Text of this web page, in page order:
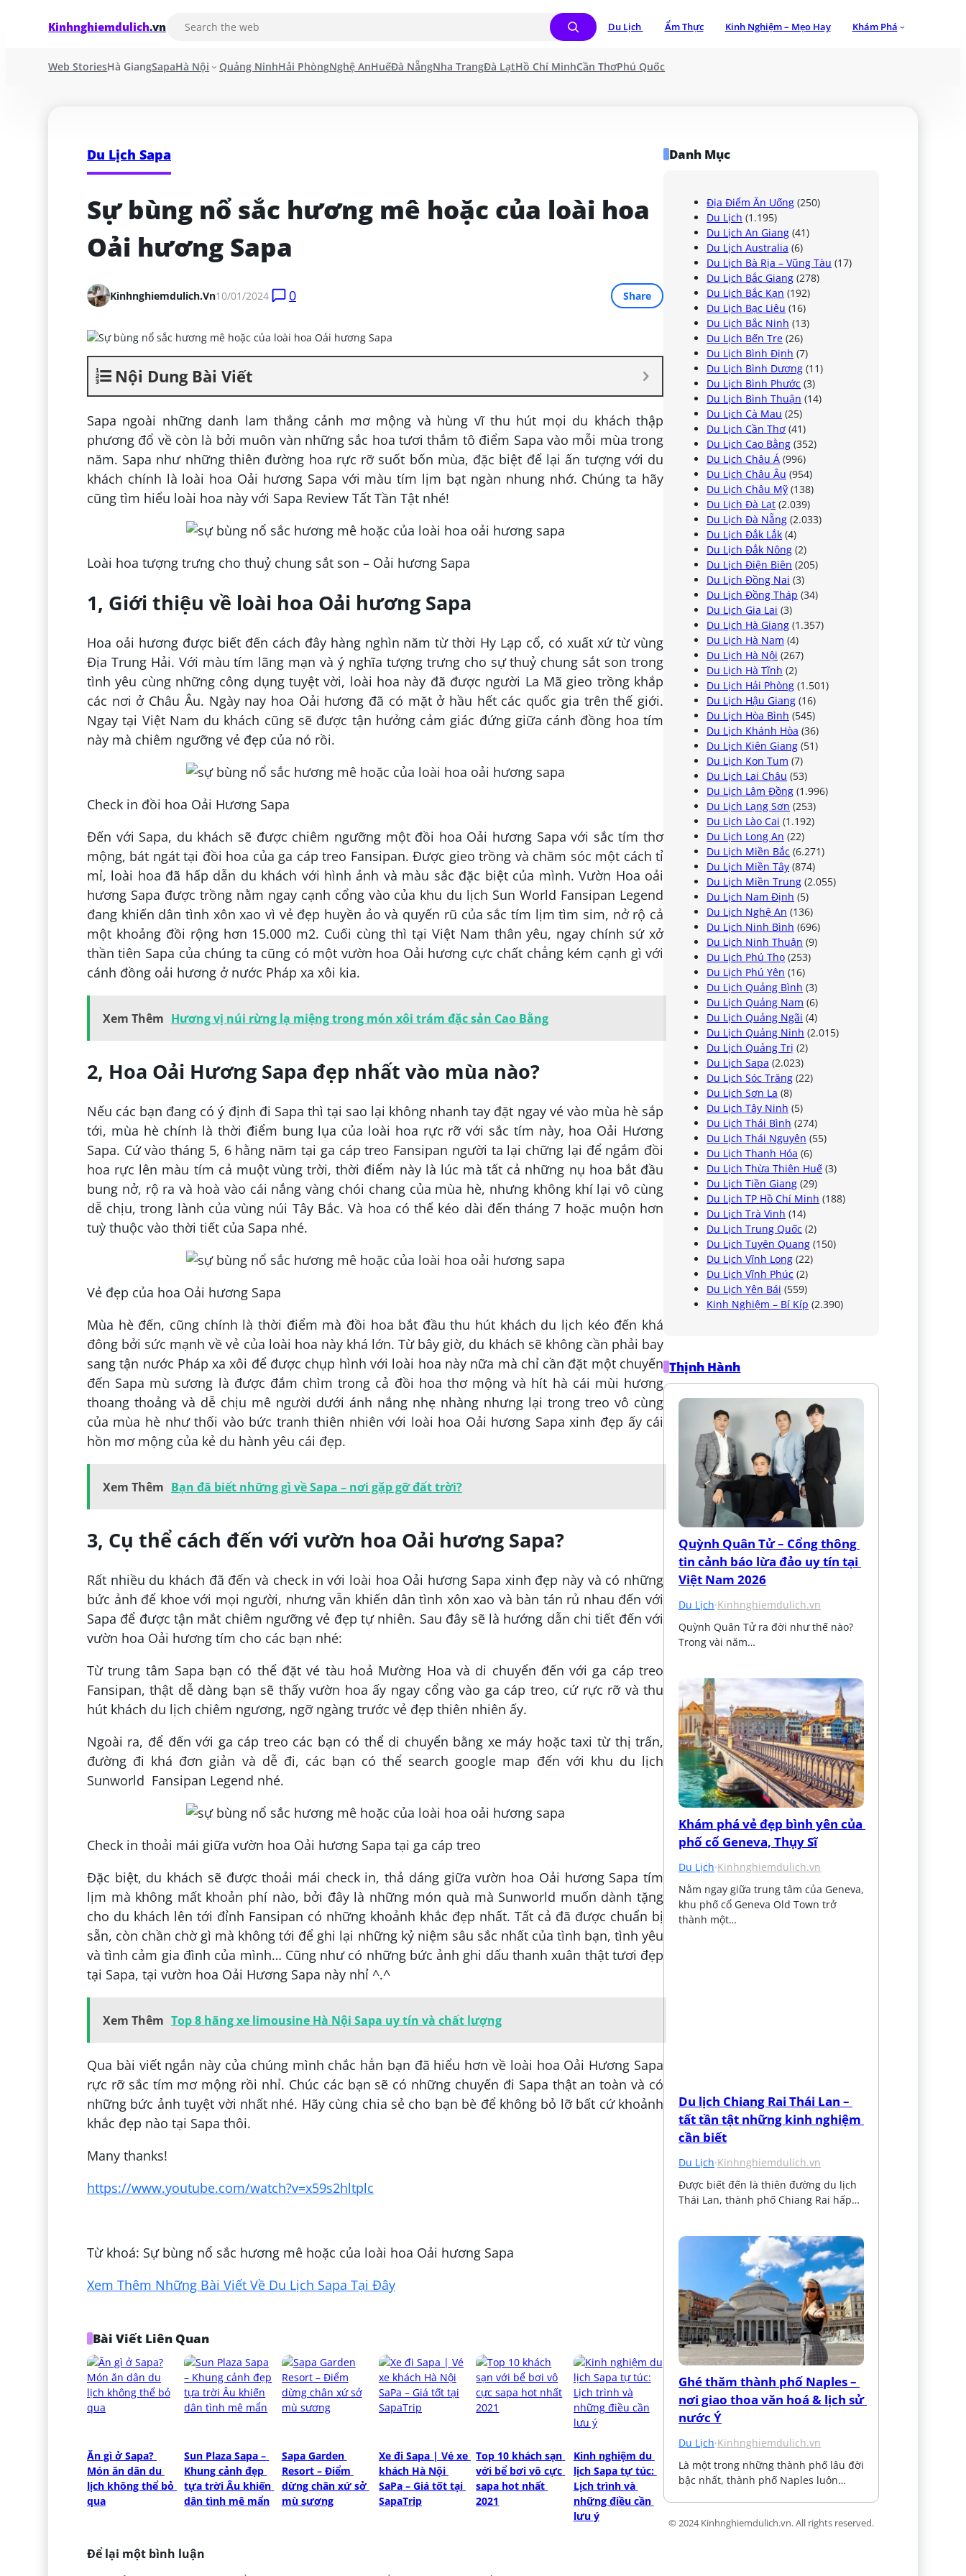
Kinhnghiemdulich.vn Du Lịch Ẩm Thực Kinh Nghiệm – Mẹo Hay Khám Phá
Web StoriesHà GiangSapaHà Nội Quảng NinhHải PhòngNghệ AnHuếĐà NẵngNha TrangĐà LạtHồ Chí MinhCần ThơPhú Quốc
Du Lịch Sapa
Sự bùng nổ sắc hương mê hoặc của loài hoa
Oải hương Sapa
Kinhnghiemdulich.vn10/01/2024 0 Share
Nội Dung Bài Viết
Sapa ngoài những danh lam thắng cảnh mơ mộng và hùng vĩ thu hút mọi du khách thập
phương đổ về còn là bởi muôn vàn những sắc hoa tươi thắm tô điểm Sapa vào mỗi mùa trong
năm. Sapa như những thiên đường hoa rực rỡ suốt bốn mùa, đặc biệt để lại ấn tượng với du
khách chính là loài hoa Oải hương Sapa với màu tím lịm bạt ngàn nhung nhớ. Chúng ta hãy
cũng tìm hiểu loài hoa này với Sapa Review Tất Tần Tật nhé!
Loài hoa tượng trưng cho thuỷ chung sắt son – Oải hương Sapa
1, Giới thiệu về loài hoa Oải hương Sapa
Hoa oải hương được biết đến cách đây hàng nghìn năm từ thời Hy Lạp cổ, có xuất xứ từ vùng
Địa Trung Hải. Với màu tím lãng mạn và ý nghĩa tượng trưng cho sự thuỷ chung sắt son trong
tình yêu cùng những công dụng tuyệt vời, loài hoa này đã được người La Mã gieo trồng khắp
các nơi ở Châu Âu. Ngày nay hoa Oải hương đã có mặt ở hầu hết các quốc gia trên thế giới.
Ngay tại Việt Nam du khách cũng sẽ được tận hưởng cảm giác đứng giữa cánh đồng hoa tím
này mà chiêm ngưỡng vẻ đẹp của nó rồi.
Check in đồi hoa Oải Hương Sapa
Đến với Sapa, du khách sẽ được chiêm ngưỡng một đồi hoa Oải hương Sapa với sắc tím thơ
mộng, bát ngát tại đồi hoa của ga cáp treo Fansipan. Được gieo trồng và chăm sóc một cách tỉ
mỉ, loài hoa đã hấp dẫn du khách với hình ảnh và màu sắc đặc biệt của mình. Vườn Hoa oải
hương Sapa được trồng nằm ngay cạnh cổng vào của khu du lịch Sun World Fansipan Legend
đang khiến dân tình xôn xao vì vẻ đẹp huyền ảo và quyến rũ của sắc tím lịm tìm sim, nở rộ cả
một khoảng đồi rộng hơn 15.000 m2. Cuối cùng thì tại Việt Nam thân yêu, ngay chính sứ xở
thần tiên Sapa của chúng ta cũng có một vườn hoa Oải hương cực chất chẳng kém cạnh gì với
cánh đồng oải hương ở nước Pháp xa xôi kia.
Xem Thêm Hương vị núi rừng lạ miệng trong món xôi trám đặc sản Cao Bằng
2, Hoa Oải Hương Sapa đẹp nhất vào mùa nào?
Nếu các bạn đang có ý định đi Sapa thì tại sao lại không nhanh tay đặt ngay vé vào mùa hè sắp
tới, mùa hè chính là thời điểm bung lụa của loài hoa rực rỡ với sắc tím này, hoa Oải Hương
Sapa. Cứ vào tháng 5, 6 hằng năm tại ga cáp treo Fansipan người ta lại chững lại để ngắm đồi
hoa rực lên màu tím cả muột vùng trời, thời điểm này là lúc mà tất cả những nụ hoa bắt đầu
bung nở, rộ ra và hoà vào cái nắng vàng chói chang của mùa hè, nhưng không khí lại vô cùng
dễ chịu, trong lành của vùng núi Tây Bắc. Và hoa có thể kéo dài đến tháng 7 hoặc muộn hơn
tuỳ thuộc vào thời tiết của Sapa nhé.
Vẻ đẹp của hoa Oải hương Sapa
Mùa hè đến, cũng chính là thời điểm mà đồi hoa bắt đầu thu hút khách du lịch kéo đến khá
đông bởi sức mạnh về vẻ của loài hoa này khá lớn. Từ bây giờ, du khách sẽ không cần phải bay
sang tận nước Pháp xa xôi để được chụp hình với loài hoa này nữa mà chỉ cần đặt một chuyến
đến Sapa mù sương là được đắm chìm trong cả đồi hoa thơ mộng và hít hà cái mùi hương
thoang thoảng và dễ chịu mê người dưới ánh nắng nhẹ nhàng nhưng lại trong treo vô cùng
của mùa hè như thối vào bức tranh thiên nhiên với loài hoa Oải hương Sapa xinh đẹp ấy cái
hồn mơ mộng của kẻ du hành yêu cái đẹp.
Xem Thêm Bạn đã biết những gì về Sapa – nơi gặp gỡ đất trời?
3, Cụ thể cách đến với vườn hoa Oải hương Sapa?
Rất nhiều du khách đã đến và check in với loài hoa Oải hương Sapa xinh đẹp này và có những
bức ảnh để khoe với mọi người, nhưng vẫn khiến dân tình xôn xao và bàn tán rủ nhau đến với
Sapa để được tận mắt chiêm ngưỡng vẻ đẹp tự nhiên. Sau đây sẽ là hướng dẫn chi tiết đến với
vườn hoa Oải hương tím cho các bạn nhé:
Từ trung tâm Sapa bạn có thể đặt vé tàu hoả Mường Hoa và di chuyển đến với ga cáp treo
Fansipan, thật dễ dàng bạn sẽ thấy vườn hoa ấy ngay cổng vào ga cáp treo, cứ rực rỡ và thu
hút khách du lịch chiêm ngương, ngỡ ngàng trước vẻ đẹp thiên nhiên ấy.
Ngoài ra, để đến với ga cáp treo các bạn có thể di chuyển bằng xe máy hoặc taxi từ thị trấn,
đường đi khá đơn giản và dễ đi, các bạn có thể search google map đến với khu du lịch
Sunworld Fansipan Legend nhé.
Check in thoải mái giữa vườn hoa Oải hương Sapa tại ga cáp treo
Đặc biệt, du khách sẽ được thoải mái check in, thả dáng giữa vườn hoa Oải hương Sapa tím
lịm mà không mất khoản phí nào, bởi đây là những món quà mà Sunworld muốn dành tặng
cho du khách lên tới đỉnh Fansipan có những khoảnh khắc đẹp nhất. Tất cả đã được chuẩn bị
sẵn, còn chần chờ gì mà không tới để ghi lại những kỷ niệm sâu sắc nhất của tình bạn, tình yêu
và tình cảm gia đình của mình… Cũng như có những bức ảnh ghi dấu thanh xuân thật tươi đẹp
tại Sapa, tại vườn hoa Oải Hương Sapa này nhỉ ^.^
Xem Thêm Top 8 hãng xe limousine Hà Nội Sapa uy tín và chất lượng
Qua bài viết ngắn này của chúng mình chắc hẳn bạn đã hiểu hơn về loài hoa Oải Hương Sapa
rực rỡ sắc tím mơ mộng rồi nhỉ. Chúc các bạn sẽ có những chuyến đi Sapa thật an toàn và có
những bức ảnh tuyệt vời nhất nhé. Hãy cùng chia sẻ cho bạn bè để không bỏ lỡ bất cứ khoảnh
khắc đẹp nào tại Sapa thôi.
Many thanks!
https://www.youtube.com/watch?v=x59s2hltplc
Từ khoá: Sự bùng nổ sắc hương mê hoặc của loài hoa Oải hương Sapa
Xem Thêm Những Bài Viết Về Du Lịch Sapa Tại Đây
Bài Viết Liên Quan
Ăn gì ở Sapa?
Món ăn dân du
lịch không thể bỏ
qua
Sun Plaza Sapa –
Khung cảnh đẹp
tựa trời Âu khiến
dân tình mê mẩn
Sapa Garden
Resort – Điểm
dừng chân xứ sở
mù sương
Xe đi Sapa | Vé xe
khách Hà Nội
SaPa – Giá tốt tại
SapaTrip
Top 10 khách sạn
với bể bơi vô cực
sapa hot nhất
2021
Kinh nghiệm du
lịch Sapa tự túc:
Lịch trình và
những điều cần
lưu ý
Để lại một bình luận
Danh Mục
Địa Điểm Ăn Uống (250)
Du Lịch (1.195)
Du Lịch An Giang (41)
Du Lịch Australia (6)
Du Lịch Bà Rịa – Vũng Tàu (17)
Du Lịch Bắc Giang (278)
Du Lịch Bắc Kạn (192)
Du Lịch Bạc Liêu (16)
Du Lịch Bắc Ninh (13)
Du Lịch Bến Tre (26)
Du Lịch Bình Định (7)
Du Lịch Bình Dương (11)
Du Lịch Bình Phước (3)
Du Lịch Bình Thuận (14)
Du Lịch Cà Mau (25)
Du Lịch Cần Thơ (41)
Du Lịch Cao Bằng (352)
Du Lịch Châu Á (996)
Du Lịch Châu Âu (954)
Du Lịch Châu Mỹ (138)
Du Lịch Đà Lạt (2.039)
Du Lịch Đà Nẵng (2.033)
Du Lịch Đắk Lắk (4)
Du Lịch Đắk Nông (2)
Du Lịch Điện Biên (205)
Du Lịch Đồng Nai (3)
Du Lịch Đồng Tháp (34)
Du Lịch Gia Lai (3)
Du Lịch Hà Giang (1.357)
Du Lịch Hà Nam (4)
Du Lịch Hà Nội (267)
Du Lịch Hà Tĩnh (2)
Du Lịch Hải Phòng (1.501)
Du Lịch Hậu Giang (16)
Du Lịch Hòa Bình (545)
Du Lịch Khánh Hòa (36)
Du Lịch Kiên Giang (51)
Du Lịch Kon Tum (7)
Du Lịch Lai Châu (53)
Du Lịch Lâm Đồng (1.996)
Du Lịch Lạng Sơn (253)
Du Lịch Lào Cai (1.192)
Du Lịch Long An (22)
Du Lịch Miền Bắc (6.271)
Du Lịch Miền Tây (874)
Du Lịch Miền Trung (2.055)
Du Lịch Nam Định (5)
Du Lịch Nghệ An (136)
Du Lịch Ninh Bình (696)
Du Lịch Ninh Thuận (9)
Du Lịch Phú Thọ (253)
Du Lịch Phú Yên (16)
Du Lịch Quảng Bình (3)
Du Lịch Quảng Nam (6)
Du Lịch Quảng Ngãi (4)
Du Lịch Quảng Ninh (2.015)
Du Lịch Quảng Trị (2)
Du Lịch Sapa (2.023)
Du Lịch Sóc Trăng (22)
Du Lịch Sơn La (8)
Du Lịch Tây Ninh (5)
Du Lịch Thái Bình (274)
Du Lịch Thái Nguyên (55)
Du Lịch Thanh Hóa (6)
Du Lịch Thừa Thiên Huế (3)
Du Lịch Tiền Giang (29)
Du Lịch TP Hồ Chí Minh (188)
Du Lịch Trà Vinh (14)
Du Lịch Trung Quốc (2)
Du Lịch Tuyên Quang (150)
Du Lịch Vĩnh Long (22)
Du Lịch Vĩnh Phúc (2)
Du Lịch Yên Bái (559)
Kinh Nghiệm – Bí Kíp (2.390)
Thịnh Hành
Quỳnh Quân Tử – Cổng thông
tin cảnh báo lừa đảo uy tín tại
Việt Nam 2026
Du Lịch·Kinhnghiemdulich.vn
Quỳnh Quân Tử ra đời như thế nào?
Trong vài năm…
Khám phá vẻ đẹp bình yên của
phố cổ Geneva, Thụy Sĩ
Du Lịch·Kinhnghiemdulich.vn
Nằm ngay giữa trung tâm của Geneva,
khu phố cổ Geneva Old Town trở
thành một…
Du lịch Chiang Rai Thái Lan –
tất tần tật những kinh nghiệm
cần biết
Du Lịch·Kinhnghiemdulich.vn
Được biết đến là thiên đường du lịch
Thái Lan, thành phố Chiang Rai hấp…
Ghé thăm thành phố Naples –
nơi giao thoa văn hoá & lịch sử
nước Ý
Du Lịch·Kinhnghiemdulich.vn
Là một trong những thành phố lâu đời
bậc nhất, thành phố Naples luôn…
© 2024 Kinhnghiemdulich.vn. All rights reserved.